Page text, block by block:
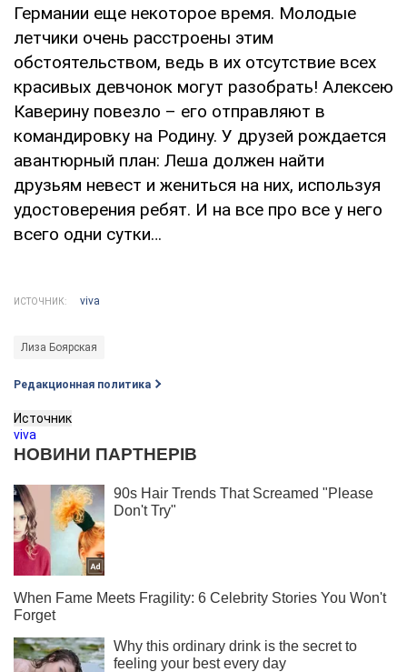
Германии еще некоторое время. Молодые
летчики очень расстроены этим
обстоятельством, ведь в их отсутствие всех
красивых девчонок могут разобрать! Алексею
Каверину повезло – его отправляют в
командировку на Родину. У друзей рождается
авантюрный план: Леша должен найти
друзьям невест и жениться на них, используя
удостоверения ребят. И на все про все у него
всего одни сутки…
ИСТОЧНИК: viva
Лиза Боярская
Редакционная политика
Источник
viva